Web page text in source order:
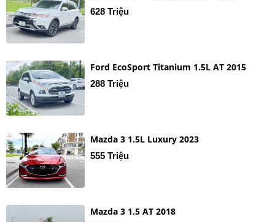
628 Triệu
Ford EcoSport Titanium 1.5L AT 2015
288 Triệu
Mazda 3 1.5L Luxury 2023
555 Triệu
Mazda 3 1.5 AT 2018